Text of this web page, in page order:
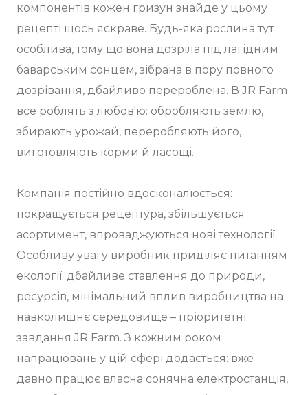
компонентів кожен гризун знайде у цьому
рецепті щось яскраве. Будь-яка рослина тут
особлива, тому що вона дозріла під лагідним
баварським сонцем, зібрана в пору повного
дозрівання, дбайливо перероблена. В JR Farm
все роблять з любов'ю: обробляють землю,
збирають урожай, переробляють його,
виготовляють корми й ласощі.
Компанія постійно вдосконалюється:
покращується рецептура, збільшується
асортимент, впроваджуються нові технології.
Особливу увагу виробник приділяє питанням
екології: дбайливе ставлення до природи,
ресурсів, мінімальний вплив виробництва на
навколишнє середовище – пріоритетні
завдання JR Farm. З кожним роком
напрацювань у цій сфері додається: вже
давно працює власна сонячна електростанція,